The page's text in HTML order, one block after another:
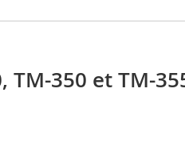
TM-350 et TM-